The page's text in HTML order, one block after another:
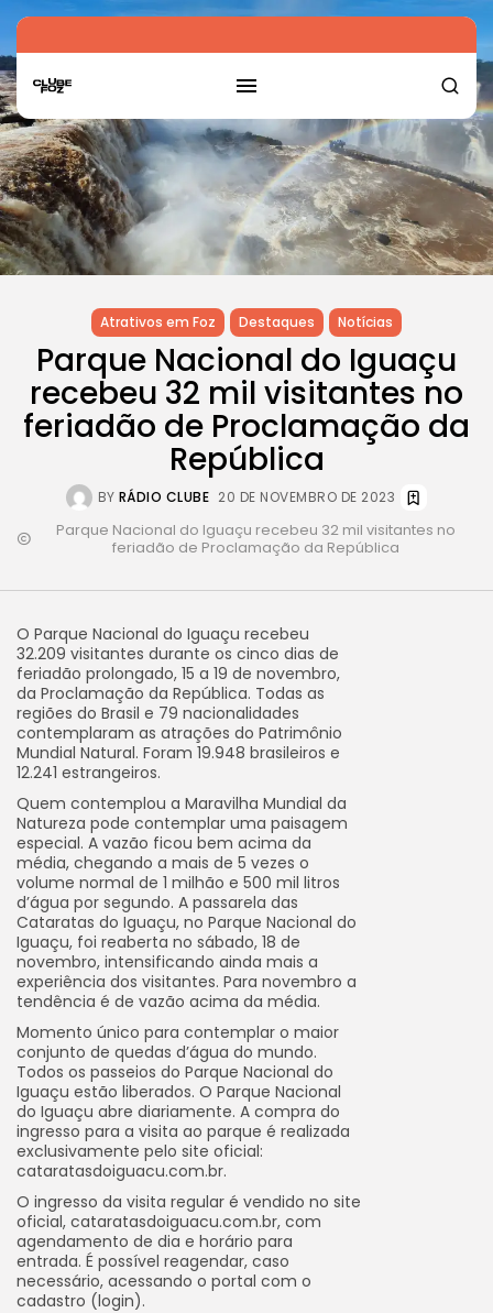
Atrativos em Foz Destaques Notícias
Parque Nacional do Iguaçu
recebeu 32 mil visitantes no
feriadão de Proclamação da
República
BY RÁDIO CLUBE 20 DE NOVEMBRO DE 2023
Parque Nacional do Iguaçu recebeu 32 mil visitantes no
feriadão de Proclamação da República
O Parque Nacional do Iguaçu recebeu
32.209 visitantes durante os cinco dias de
feriadão prolongado, 15 a 19 de novembro,
da Proclamação da República. Todas as
regiões do Brasil e 79 nacionalidades
contemplaram as atrações do Patrimônio
Mundial Natural. Foram 19.948 brasileiros e
12.241 estrangeiros.
Quem contemplou a Maravilha Mundial da
Natureza pode contemplar uma paisagem
especial. A vazão ficou bem acima da
média, chegando a mais de 5 vezes o
volume normal de 1 milhão e 500 mil litros
d’água por segundo. A passarela das
Cataratas do Iguaçu, no Parque Nacional do
Iguaçu, foi reaberta no sábado, 18 de
novembro, intensificando ainda mais a
experiência dos visitantes. Para novembro a
tendência é de vazão acima da média.
Momento único para contemplar o maior
conjunto de quedas d’água do mundo.
Todos os passeios do Parque Nacional do
Iguaçu estão liberados. O Parque Nacional
do Iguaçu abre diariamente. A compra do
ingresso para a visita ao parque é realizada
exclusivamente pelo site oficial:
cataratasdoiguacu.com.br.
O ingresso da visita regular é vendido no site
oficial, cataratasdoiguacu.com.br, com
agendamento de dia e horário para
entrada. É possível reagendar, caso
necessário, acessando o portal com o
cadastro (login).